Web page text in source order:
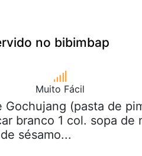
no bibimbap
Muito Fácil
Gochujang (pasta de
branco 1 col. sopa de
sésamo...